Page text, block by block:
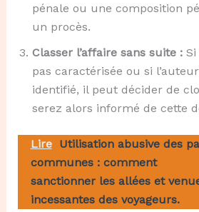
pénale ou une composition
un procès.
Classer l’affaire sans suite :Si
pas caractérisée ou si
identifié, il peut décider de
serez alors informé de cette
Lire Utilisation abusive des
communes : comment
sanctionner les allées et
incessantes des voyageurs.